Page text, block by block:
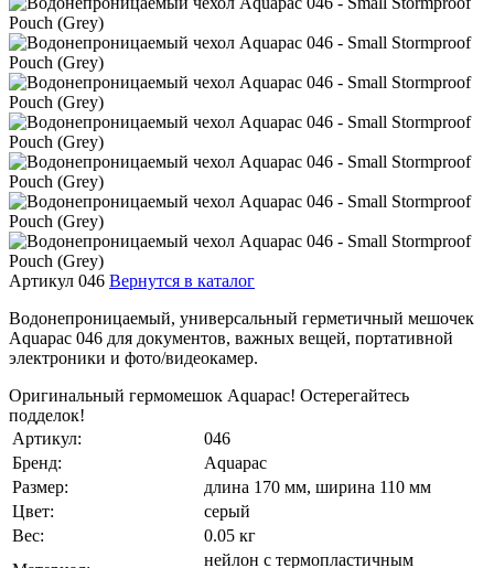
Артикул 046 Вернутся в каталог
Водонепроницаемый, универсальный герметичный мешочек
Aquapac 046 для документов, важных вещей, портативной
электроники и фото/видеокамер.
Оригинальный гермомешок Aquapac! Остерегайтесь
подделок!
Артикул:
046
Бренд:
Aquapac
Размер:
длина 170 мм, ширина 110 мм
Цвет:
серый
Вес:
0.05 кг
нейлон с термопластичным